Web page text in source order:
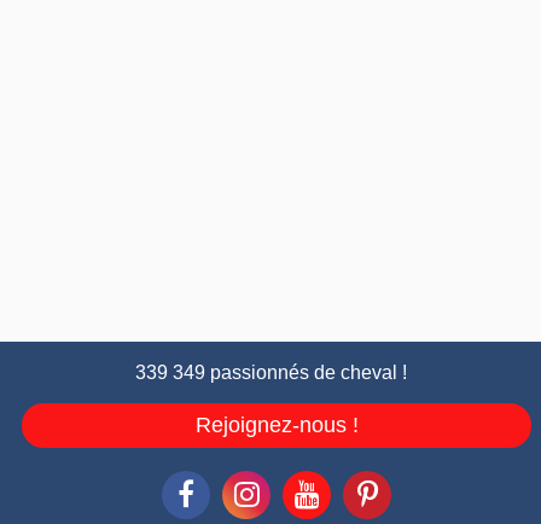
339 349 passionnés de cheval !
Rejoignez-nous !